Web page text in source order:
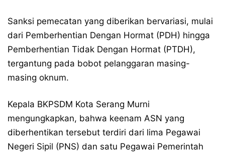
Sanksi pemecatan yang diberikan bervariasi, mulai
dari Pemberhentian Dengan Hormat (PDH) hingga
Pemberhentian Tidak Dengan Hormat (PTDH),
tergantung pada bobot pelanggaran masing-
masing oknum.
Kepala BKPSDM Kota Serang Murni
mengungkapkan, bahwa keenam ASN yang
diberhentikan tersebut terdiri dari lima Pegawai
Negeri Sipil (PNS) dan satu Pegawai Pemerintah